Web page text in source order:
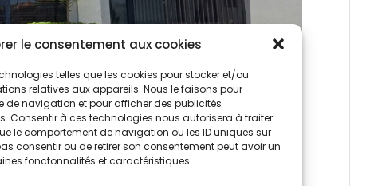
le consentement aux cookies
telles que les cookies pour stocker et/ou
relatives aux appareils. Nous le faisons pour
de navigation et pour afficher des publicités
Consentir à ces technologies nous autorisera à traiter
le comportement de navigation ou les ID uniques sur
consentir ou de retirer son consentement peut avoir un
fonctonnalités et caractéristiques.
de la planète